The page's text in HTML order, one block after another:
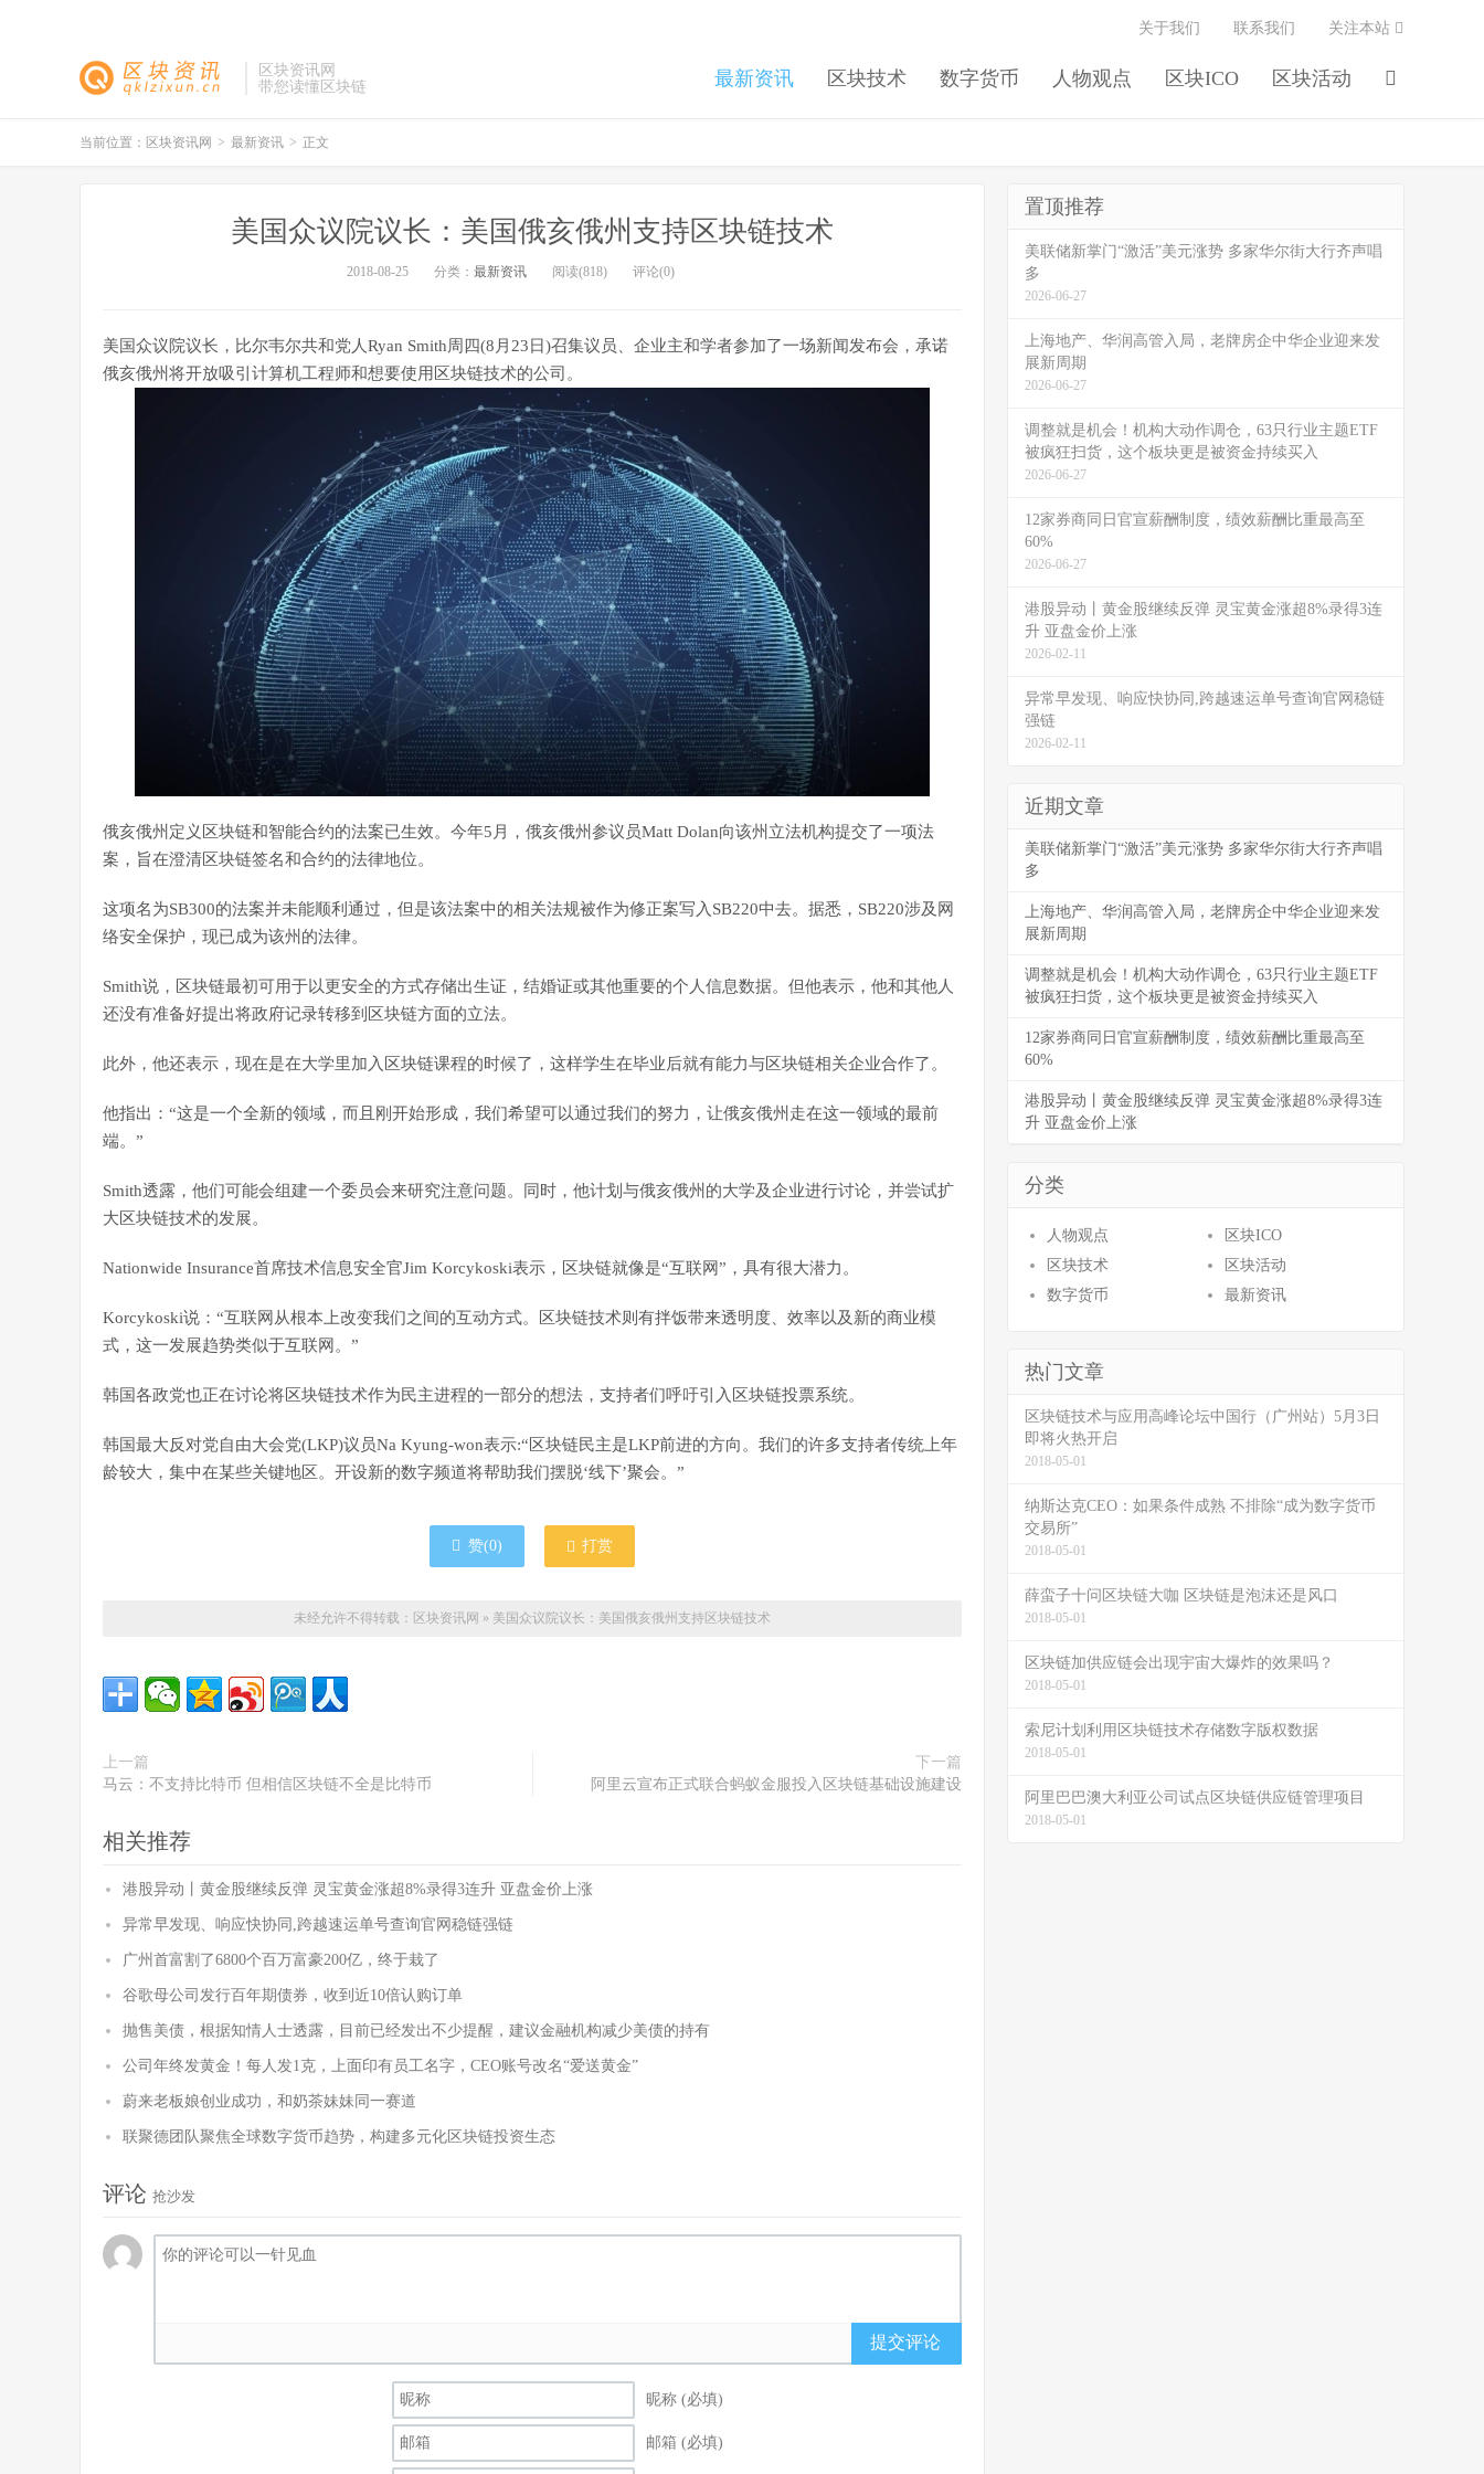
区块资讯网
带您读懂区块链
最新资讯 区块技术 数字货币 人物观点 区块ICO 区块活动
关于我们 联系我们 关注本站
当前位置： 区块资讯网 > 最新资讯 > 正文
美国众议院议长：美国俄亥俄州支持区块链技术
2018-08-25 分类： 最新资讯 阅读(818) 评论(0)
美国众议院议长，比尔韦尔共和党人Ryan Smith周四(8月23日)召集议员、企业主和学者参加了一场新闻发布会，承诺
俄亥俄州将开放吸引计算机工程师和想要使用区块链技术的公司。
俄亥俄州定义区块链和智能合约的法案已生效。今年5月，俄亥俄州参议员Matt Dolan向该州立法机构提交了一项法
案，旨在澄清区块链签名和合约的法律地位。
这项名为SB300的法案并未能顺利通过，但是该法案中的相关法规被作为修正案写入SB220中去。据悉，SB220涉及网
络安全保护，现已成为该州的法律。
Smith说，区块链最初可用于以更安全的方式存储出生证，结婚证或其他重要的个人信息数据。但他表示，他和其他人
还没有准备好提出将政府记录转移到区块链方面的立法。
此外，他还表示，现在是在大学里加入区块链课程的时候了，这样学生在毕业后就有能力与区块链相关企业合作了。
他指出：“这是一个全新的领域，而且刚开始形成，我们希望可以通过我们的努力，让俄亥俄州走在这一领域的最前
端。”
Smith透露，他们可能会组建一个委员会来研究注意问题。同时，他计划与俄亥俄州的大学及企业进行讨论，并尝试扩
大区块链技术的发展。
Nationwide Insurance首席技术信息安全官Jim Korcykoski表示，区块链就像是“互联网”，具有很大潜力。
Korcykoski说：“互联网从根本上改变我们之间的互动方式。区块链技术则有拌饭带来透明度、效率以及新的商业模
式，这一发展趋势类似于互联网。”
韩国各政党也正在讨论将区块链技术作为民主进程的一部分的想法，支持者们呼吁引入区块链投票系统。
韩国最大反对党自由大会党(LKP)议员Na Kyung-won表示:“区块链民主是LKP前进的方向。我们的许多支持者传统上年
龄较大，集中在某些关键地区。开设新的数字频道将帮助我们摆脱‘线下’聚会。”
赞(0) 打赏
未经允许不得转载： 区块资讯网 » 美国众议院议长：美国俄亥俄州支持区块链技术
上一篇
马云：不支持比特币 但相信区块链不全是比特币
下一篇
阿里云宣布正式联合蚂蚁金服投入区块链基础设施建设
相关推荐
港股异动丨黄金股继续反弹 灵宝黄金涨超8%录得3连升 亚盘金价上涨
异常早发现、响应快协同,跨越速运单号查询官网稳链强链
广州首富割了6800个百万富豪200亿，终于栽了
谷歌母公司发行百年期债券，收到近10倍认购订单
抛售美债，根据知情人士透露，目前已经发出不少提醒，建议金融机构减少美债的持有
公司年终发黄金！每人发1克，上面印有员工名字，CEO账号改名“爱送黄金”
蔚来老板娘创业成功，和奶茶妹妹同一赛道
联聚德团队聚焦全球数字货币趋势，构建多元化区块链投资生态
评论 抢沙发
提交评论
昵称 (必填)
邮箱 (必填)
置顶推荐
美联储新掌门“激活”美元涨势 多家华尔街大行齐声唱
多
2026-06-27
上海地产、华润高管入局，老牌房企中华企业迎来发
展新周期
2026-06-27
调整就是机会！机构大动作调仓，63只行业主题ETF
被疯狂扫货，这个板块更是被资金持续买入
2026-06-27
12家券商同日官宣薪酬制度，绩效薪酬比重最高至
60%
2026-06-27
港股异动丨黄金股继续反弹 灵宝黄金涨超8%录得3连
升 亚盘金价上涨
2026-02-11
异常早发现、响应快协同,跨越速运单号查询官网稳链
强链
2026-02-11
近期文章
美联储新掌门“激活”美元涨势 多家华尔街大行齐声唱
多
上海地产、华润高管入局，老牌房企中华企业迎来发
展新周期
调整就是机会！机构大动作调仓，63只行业主题ETF
被疯狂扫货，这个板块更是被资金持续买入
12家券商同日官宣薪酬制度，绩效薪酬比重最高至
60%
港股异动丨黄金股继续反弹 灵宝黄金涨超8%录得3连
升 亚盘金价上涨
分类
人物观点
区块ICO
区块技术
区块活动
数字货币
最新资讯
热门文章
区块链技术与应用高峰论坛中国行（广州站）5月3日
即将火热开启
2018-05-01
纳斯达克CEO：如果条件成熟 不排除“成为数字货币
交易所”
2018-05-01
薛蛮子十问区块链大咖 区块链是泡沫还是风口
2018-05-01
区块链加供应链会出现宇宙大爆炸的效果吗？
2018-05-01
索尼计划利用区块链技术存储数字版权数据
2018-05-01
阿里巴巴澳大利亚公司试点区块链供应链管理项目
2018-05-01